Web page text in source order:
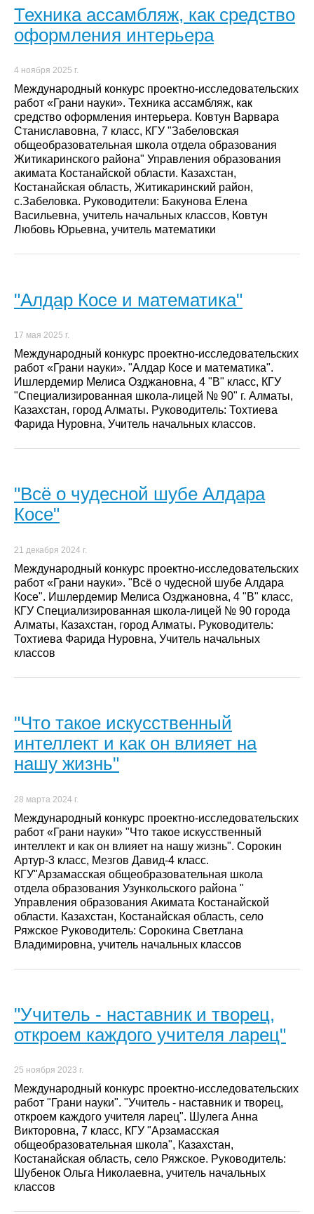
Техника ассамбляж, как средство
оформления интерьера
4 ноября 2025 г.
Международный конкурс проектно-исследовательских
работ «Грани науки». Техника ассамбляж, как
средство оформления интерьера. Ковтун Варвара
Станиславовна, 7 класс, КГУ "Забеловская
общеобразовательная школа отдела образования
Житикаринского района" Управления образования
акимата Костанайской области. Казахстан,
Костанайская область, Житикаринский район,
с.Забеловка. Руководители: Бакунова Елена
Васильевна, учитель начальных классов, Ковтун
Любовь Юрьевна, учитель математики
"Алдар Косе и математика"
17 мая 2025 г.
Международный конкурс проектно-исследовательских
работ «Грани науки». "Алдар Косе и математика".
Ишлердемир Мелиса Озджановна, 4 "В" класс, КГУ
"Специализированная школа-лицей № 90" г. Алматы,
Казахстан, город Алматы. Руководитель: Тохтиева
Фарида Нуровна, Учитель начальных классов.
"Всё о чудесной шубе Алдара
Косе"
21 декабря 2024 г.
Международный конкурс проектно-исследовательских
работ «Грани науки». "Всё о чудесной шубе Алдара
Косе". Ишлердемир Мелиса Озджановна, 4 "В" класс,
КГУ Специализированная школа-лицей № 90 города
Алматы, Казахстан, город Алматы. Руководитель:
Тохтиева Фарида Нуровна, Учитель начальных
классов
"Что такое искусственный
интеллект и как он влияет на
нашу жизнь"
28 марта 2024 г.
Международный конкурс проектно-исследовательских
работ «Грани науки» "Что такое искусственный
интеллект и как он влияет на нашу жизнь". Сорокин
Артур-3 класс, Мезгов Давид-4 класс.
КГУ"Арзамасская общеобразовательная школа
отдела образования Узункольского района "
Управления образования Акимата Костанайской
области. Казахстан, Костанайская область, село
Ряжское Руководитель: Сорокина Светлана
Владимировна, учитель начальных классов
"Учитель - наставник и творец,
откроем каждого учителя ларец"
25 ноября 2023 г.
Международный конкурс проектно-исследовательских
работ "Грани науки". "Учитель - наставник и творец,
откроем каждого учителя ларец". Шулега Анна
Викторовна, 7 класс, КГУ "Арзамасская
общеобразовательная школа", Казахстан,
Костанайская область, село Ряжское. Руководитель:
Шубенок Ольга Николаевна, учитель начальных
классов